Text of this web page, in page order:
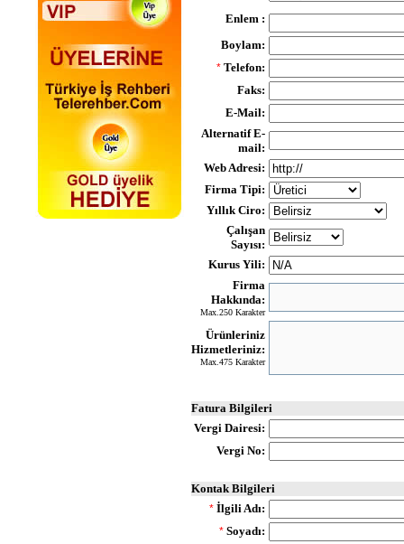
Enlem :
Boylam:
* Telefon:
Faks:
E-Mail:
Alternatif E-
mail:
Web Adresi:
Firma Tipi:
Yıllık Ciro:
Çalışan
Sayısı:
Kurus Yili:
Firma
Hakkında:
Max.250 Karakter
Ürünleriniz
Hizmetleriniz:
Max.475 Karakter
Fatura Bilgileri
Vergi Dairesi:
Vergi No:
Kontak Bilgileri
* İlgili Adı:
* Soyadı: